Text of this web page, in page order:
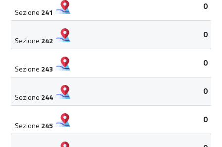
Sezione 241
0
Sezione 242
0
Sezione 243
0
Sezione 244
0
Sezione 245
0